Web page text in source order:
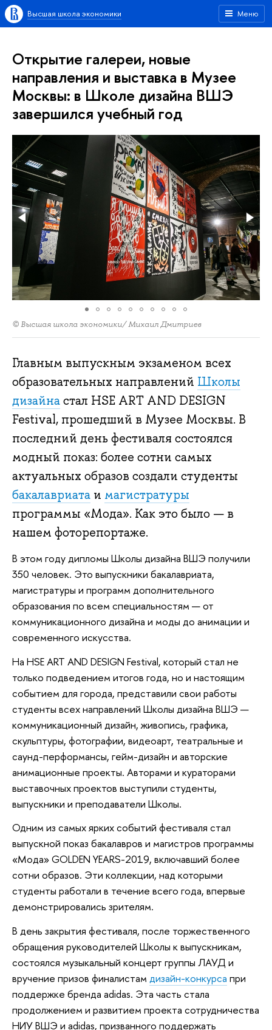
Меню
Высшая школа экономики
Открытие галереи, новые
направления и выставка в Музее
Москвы: в Школе дизайна ВШЭ
завершился учебный год
© Высшая школа экономики/ Михаил Дмитриев
Главным выпускным экзаменом всех
образовательных направлений Школы
дизайнастал HSE ART AND DESIGN
Festival, прошедший в Музее Москвы. В
последний день фестиваля состоялся
модный показ: более сотни самых
актуальных образов создали студенты
бакалавриата и магистратуры
программы «Мода». Как это было — в
нашем фоторепортаже.
В этом году дипломы Школы дизайна ВШЭ получили
350 человек. Это выпускники бакалавриата,
магистратуры и программ дополнительного
образования по всем специальностям — от
коммуникационного дизайна и моды до анимации и
современного искусства.
На HSE ART AND DESIGN Festival, который стал не
только подведением итогов года, но и настоящим
событием для города, представили свои работы
студенты всех направлений Школы дизайна ВШЭ —
коммуникационный дизайн, живопись, графика,
скульптуры, фотографии, видеоарт, театральные и
саунд-перформансы, гейм-дизайн и авторские
анимационные проекты. Авторами и кураторами
выставочных проектов выступили студенты,
выпускники и преподаватели Школы.
Одним из самых ярких событий фестиваля стал
выпускной показ бакалавров и магистров программы
«Мода» GOLDEN YEARS-2019, включавший более
сотни образов. Эти коллекции, над которыми
студенты работали в течение всего года, впервые
демонстрировались зрителям.
В день закрытия фестиваля, после торжественного
обращения руководителей Школы к выпускникам,
состоялся музыкальный концерт группы ЛАУД и
вручение призов финалистам дизайн-конкурса при
поддержке бренда adidas. Эта часть стала
продолжением и развитием проекта сотрудничества
НИУ ВШЭ и adidas, призванного поддержать